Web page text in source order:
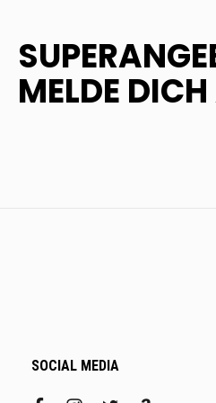
MELDE
SOCIAL MEDIA